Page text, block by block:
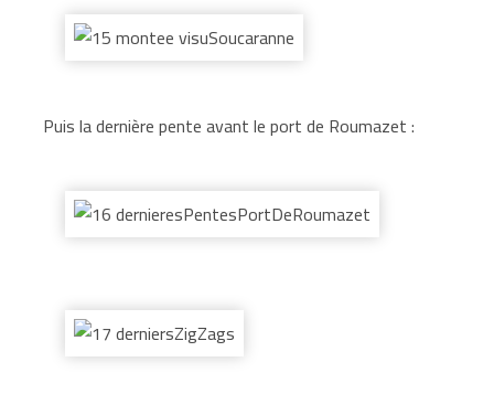
Puis la dernière pente avant le port de Roumazet :